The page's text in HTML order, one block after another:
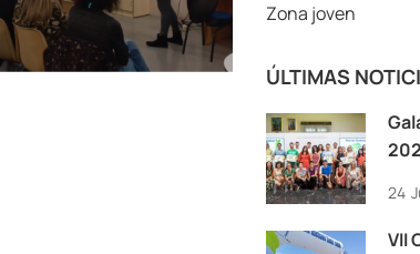
Zona joven
ÚLTIMAS
24
VII